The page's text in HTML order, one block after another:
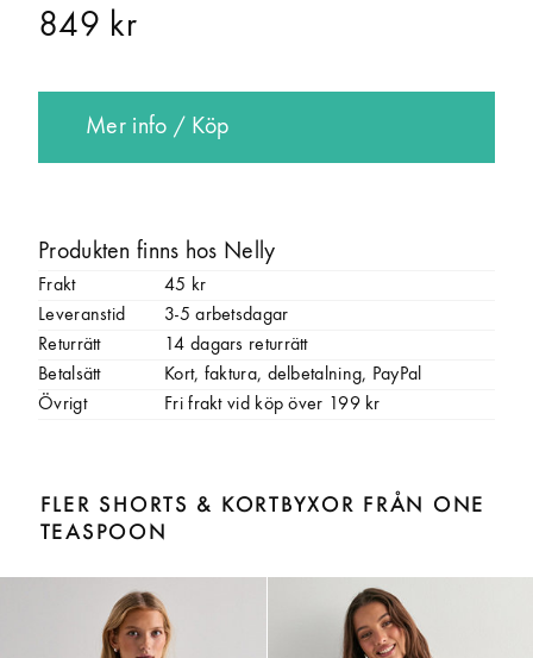
849 kr
Mer info / Köp
Produkten finns hos Nelly
Frakt
45 kr
Leveranstid
3-5 arbetsdagar
Returrätt
14 dagars returrätt
Betalsätt
Kort, faktura, delbetalning, PayPal
Övrigt
Fri frakt vid köp över 199 kr
FLER SHORTS & KORTBYXOR FRÅN ONE
TEASPOON